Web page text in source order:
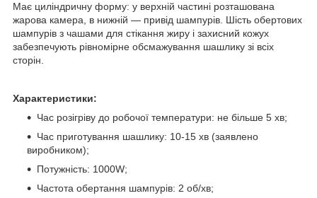
Має циліндричну форму: у верхній частині розташована
жарова камера, в нижній — привід шампурів. Шість обертових
шампурів з чашами для стікання жиру і захисний кожух
забезпечують рівномірне обсмажування шашлику зі всіх
сторін.
Характеристики:
Час розігріву до робочої температури: не більше 5 хв;
Час приготування шашлику: 10-15 хв (заявлено
виробником);
Потужність: 1000W;
Частота обертання шампурів: 2 об/хв;